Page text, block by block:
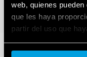
web, quienes
que les haya
partir del uso que
Cookie policy.